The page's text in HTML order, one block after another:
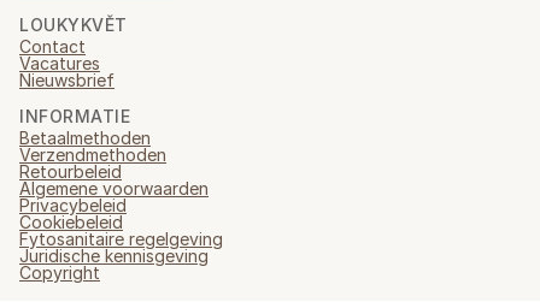
LOUKYKVĚT
Contact
Vacatures
Nieuwsbrief
INFORMATIE
Betaalmethoden
Verzendmethoden
Retourbeleid
Algemene voorwaarden
Privacybeleid
Cookiebeleid
Fytosanitaire regelgeving
Juridische kennisgeving
Copyright